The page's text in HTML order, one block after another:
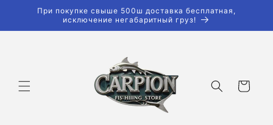
При покупке свыше 500ш доставка бесплатная,
исключение негабаритный груз!
Корзина